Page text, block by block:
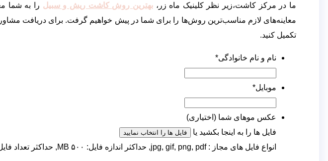
ما در مرکز کاشت،‌زیر نظر کلینیک ماه زر،بهترین روش کاشت ریش و سبیل را به شما
معاینه‌های لازم مناسب‌ترین روش‌ها را برای شما در پیش خواهیم گرفت. برای دریافت مشاوره
تکمیل کنید.
نام و نام خانوادگی*
موبایل*
عکس موهای شما (اختیاری)
فایل ها را به اینجا بکشید یا
فایل ها را انتخاب نمایید
انواع فایل های مجاز : jpg, gif, png, pdf, حداکثر اندازه فایل: ۵۰۰ MB, حداکثر تعداد فایل: ۳.